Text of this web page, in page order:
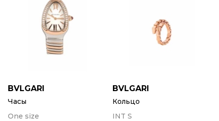
BVLGARI
Часы
One size
BVLGARI
Кольцо
INT S